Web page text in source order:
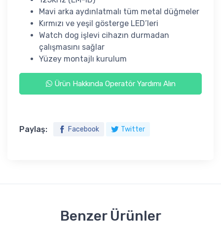
Mavi arka aydınlatmalı tüm metal düğmeler
Kırmızı ve yeşil gösterge LED’leri
Watch dog işlevi cihazın durmadan
çalışmasını sağlar
Yüzey montajlı kurulum
Ürün Hakkında Operatör Yardımı Alın
Paylaş: Facebook Twitter
Benzer Ürünler